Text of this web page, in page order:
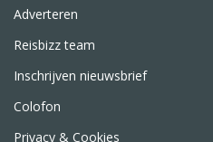
Adverteren
Reisbizz team
Inschrijven nieuwsbrief
Colofon
Privacy & Cookies